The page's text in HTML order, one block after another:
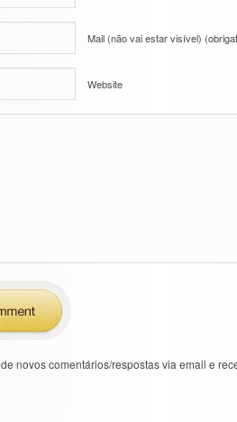
Mail (não vai estar visível)
Website
novos comentários/respostas via email e